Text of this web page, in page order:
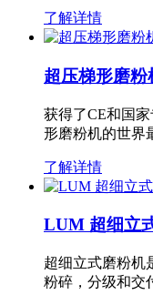
了解详情
超压梯形磨粉
获得了CE和国
形磨粉机的世界
了解详情
LUM 超细立
超细立式磨粉机
粉碎，分级和